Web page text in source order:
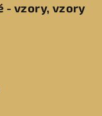
- vzory, vzory